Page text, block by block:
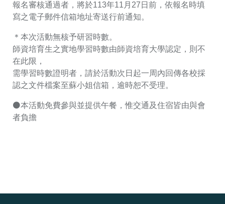
報名審核通過者，將於113年11月27日前，依報名時填
寫之電子郵件信箱地址寄送行前通知。
＊本次活動無核予研習時數。
師資培育生之實地學習時數由師資培育大學認定，則不
在此限，
需學習時數證明者，請於活動次日起一周內回傳各校採
認之文件檔案至蘇小姐信箱，逾時恕不受理。
⚫本活動免費參與並提供午餐，惟交通及住宿皆由與會
者負擔